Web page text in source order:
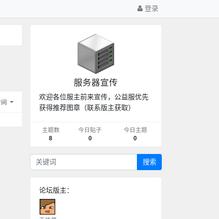
登录
服务器宣传
欢迎各位服主前来宣传，公益服优先
获得推荐图章（联系版主获取）
主题数
8
今日贴子
0
今日主题
0
搜索
论坛版主：